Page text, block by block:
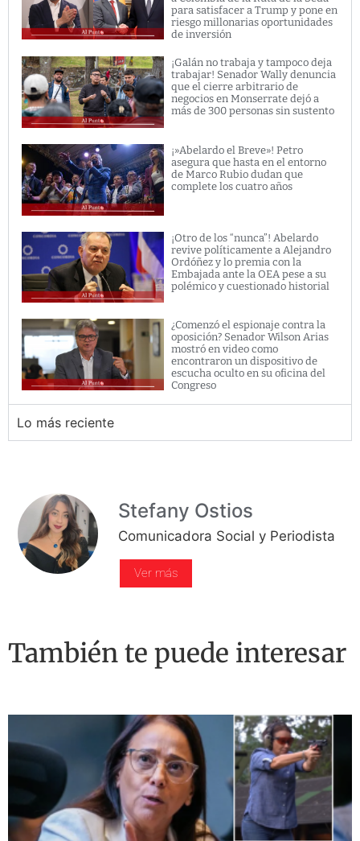
para satisfacer a Trump y pone en
riesgo millonarias oportunidades
de inversión
¡Galán no trabaja y tampoco deja
trabajar! Senador Wally denuncia
que el cierre arbitrario de
negocios en Monserrate dejó a
más de 300 personas sin sustento
¡»Abelardo el Breve»! Petro
asegura que hasta en el entorno
de Marco Rubio dudan que
complete los cuatro años
¡Otro de los “nunca”! Abelardo
revive políticamente a Alejandro
Ordóñez y lo premia con la
Embajada ante la OEA pese a su
polémico y cuestionado historial
¿Comenzó el espionaje contra la
oposición? Senador Wilson Arias
mostró en video como
encontraron un dispositivo de
escucha oculto en su oficina del
Congreso
Lo más reciente
Stefany Ostios
Comunicadora Social y Periodista
Ver más
También te puede interesar